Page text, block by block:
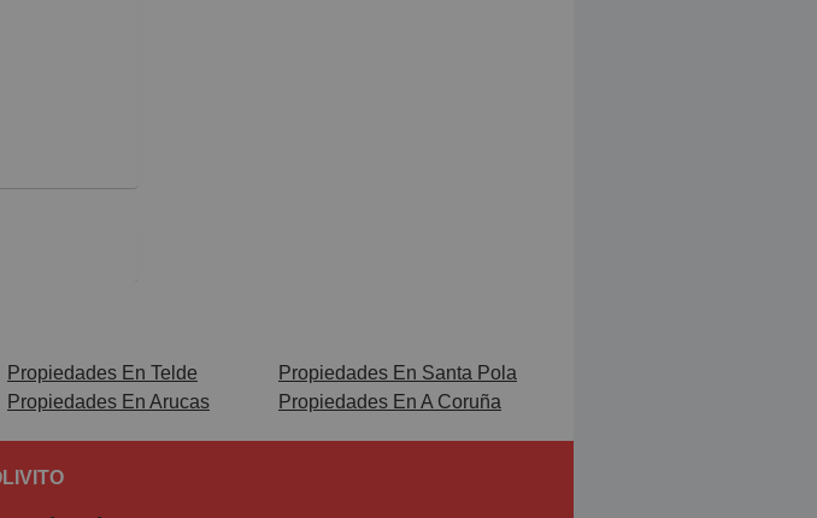
Propiedades En Telde
Propiedades En Santa Pola
Propiedades En Arucas Propiedades En A Coruña